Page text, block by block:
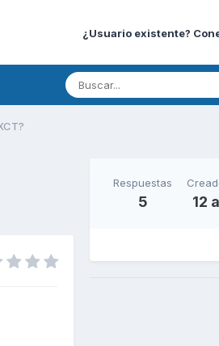
¿Usuario existente?
Respuestas
5 12 a